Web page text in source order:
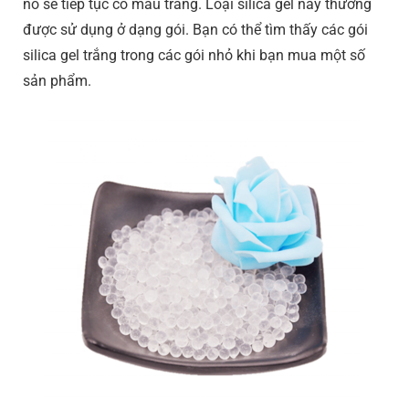
nó sẽ tiếp tục có màu trắng. Loại silica gel này thường
được sử dụng ở dạng gói. Bạn có thể tìm thấy các gói
silica gel trắng trong các gói nhỏ khi bạn mua một số
sản phẩm.